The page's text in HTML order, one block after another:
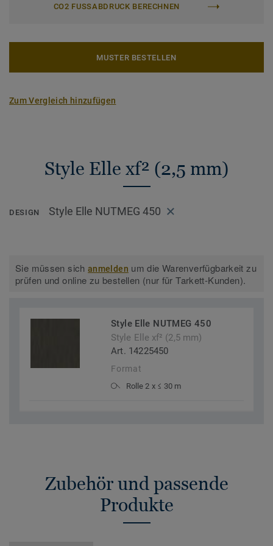
CO2 FUSSABDRUCK BERECHNEN
MUSTER BESTELLEN
Zum Vergleich hinzufügen
Style Elle xf² (2,5 mm)
DESIGN Style Elle NUTMEG 450
Sie müssen sichanmelden um die Warenverfügbarkeit zu
prüfen und online zu bestellen (nur für Tarkett-Kunden).
Style Elle NUTMEG 450
Style Elle xf² (2,5 mm)
Art. 14225450
Format
Rolle 2 x ≤ 30 m
Zubehör und passende
Produkte